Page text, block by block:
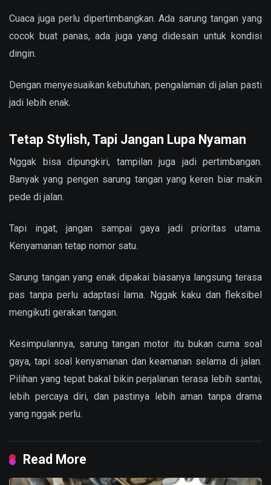
Cuaca juga perlu dipertimbangkan. Ada sarung tangan yang
cocok buat panas, ada juga yang didesain untuk kondisi
dingin.
Dengan menyesuaikan kebutuhan, pengalaman di jalan pasti
jadi lebih enak.
Tetap Stylish, Tapi Jangan Lupa Nyaman
Nggak bisa dipungkiri, tampilan juga jadi pertimbangan.
Banyak yang pengen sarung tangan yang keren biar makin
pede di jalan.
Tapi ingat, jangan sampai gaya jadi prioritas utama.
Kenyamanan tetap nomor satu.
Sarung tangan yang enak dipakai biasanya langsung terasa
pas tanpa perlu adaptasi lama. Nggak kaku dan fleksibel
mengikuti gerakan tangan.
Kesimpulannya, sarung tangan motor itu bukan cuma soal
gaya, tapi soal kenyamanan dan keamanan selama di jalan.
Pilihan yang tepat bakal bikin perjalanan terasa lebih santai,
lebih percaya diri, dan pastinya lebih aman tanpa drama
yang nggak perlu.
Read More